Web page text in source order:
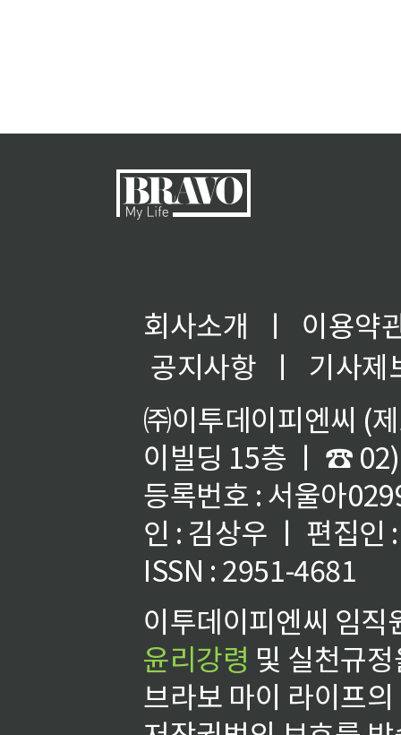
회사소개 ㅣ
이용약
공지사항
ㅣ
기사제
㈜이투데이피엔씨 (
이빌딩 15층 ㅣ ☎
등록번호 : 서울아
인 : 김상우 ㅣ 편집인
ISSN : 2951-4681
이투데이피엔씨 임
윤리강령 및 실천규
브라보 마이 라이프